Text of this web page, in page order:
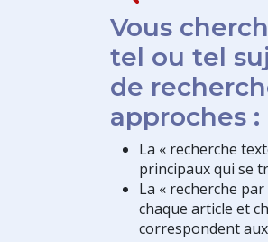
Vous
tel ou tel
de
approches :
La « recherche
principaux qui se
La « recherche
chaque article et
correspondent